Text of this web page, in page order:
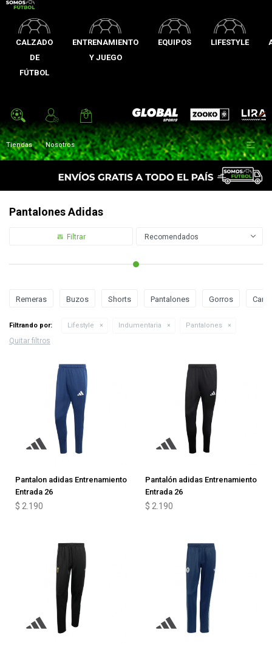
CALZADO
DE
FÚTBOL
ENTRENAMIENTO
Y JUEGO
EQUIPOS LIFESTYLE
Global Sports Zooko Lira
Tiendas Nosotros 
Pantalones Adidas
Recomendados
Remeras Buzos Shorts Pantalones Gorros
Filtrando por: Lifestyle Indumentaria Pantalones
Quitar filtros
Pantalon adidas Entrenamiento
Entrada 26
$ 2.190
Pantalón adidas Entrenamiento
Entrada 26
$ 2.190